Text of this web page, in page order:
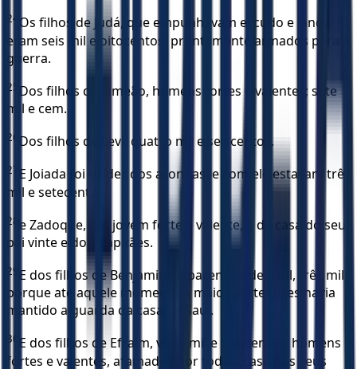
24 Os filhos de Judá, que empunhavam escudo e lança
eram seis mil e oitocentos, prontamente armados para a
guerra.
25 Dos filhos de Simeão, homens fortes e valentes; sete
mil e cem.
26 Dos filhos de Levi, quatro mil e seiscentos.
27 E Joiada foi o líder dos aronitas, e com ele estavam três
mil e setecentos;
28 e Zadoque, um jovem forte e valente, e da casa do seu
pai vinte e dois capitães.
29 E dos filhos de Benjamim, a parentela de Saul, três mil;
porque até aquele momento a maior parte deles havia
mantido a guarda da casa de Saul.
30 E dos filhos de Efraim, vinte mil e oitocentos, homens
fortes e valentes, afamados por toda a casa dos seus